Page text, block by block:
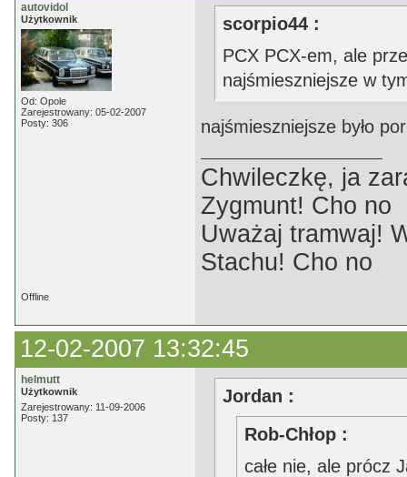
autovidol
Użytkownik
Od: Opole
Zarejestrowany: 05-02-2007
Posty: 306
scorpio44 :
PCX PCX-em, ale
najśmieszniejsze w
najśmieszniejsze było
Chwileczkę, ja
Zygmunt! Cho no
Uważaj tramwaj!
Stachu! Cho no
Offline
12-02-2007 13:32:45
helmutt
Użytkownik
Zarejestrowany: 11-09-2006
Posty: 137
Jordan :
Rob-Chłop :
całe nie, ale prócz